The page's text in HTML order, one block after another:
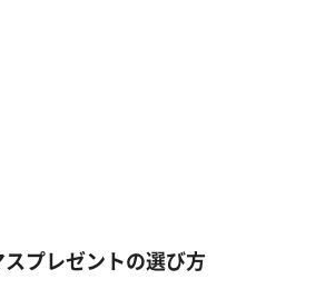
プレゼントの選び方